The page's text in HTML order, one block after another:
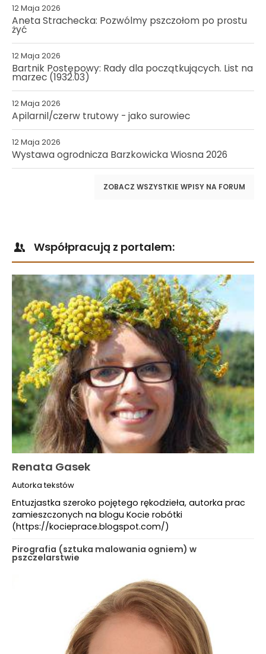
12 Maja 2026
Aneta Strachecka: Pozwólmy pszczołom po prostu
żyć
12 Maja 2026
Bartnik Postępowy: Rady dla początkujących. List na
marzec (1932.03)
12 Maja 2026
Apilarnil/czerw trutowy - jako surowiec
12 Maja 2026
Wystawa ogrodnicza Barzkowicka Wiosna 2026
ZOBACZ WSZYSTKIE WPISY NA FORUM
Współpracują z portalem:
Renata Gasek
Autorka tekstów
Entuzjastka szeroko pojętego rękodzieła, autorka prac
zamieszczonych na blogu Kocie robótki
(https://kocieprace.blogspot.com/)
Pirografia (sztuka malowania ogniem) w
pszczelarstwie